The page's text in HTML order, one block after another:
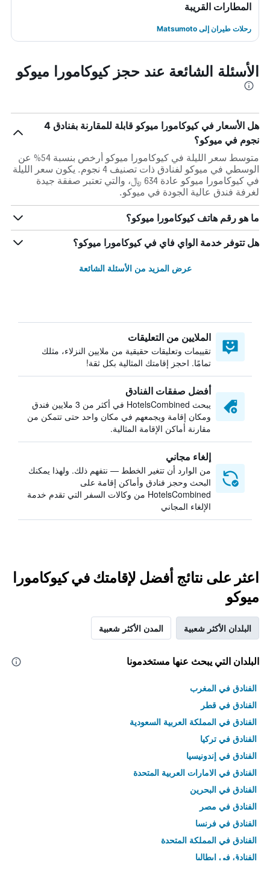
المطارات القريبة
رحلات طيران إلى Matsumoto
الأسئلة الشائعة عند حجز كيوكامورا ميوكو
هل الأسعار في كيوكامورا ميوكو قابلة للمقارنة بفنادق 4
نجوم في ميوكو؟
متوسط سعر الليلة في كيوكامورا ميوكو أرخص بنسبة 54% عن
الوسطي في ميوكو لفنادق ذات تصنيف 4 نجوم. يكون سعر الليلة
في كيوكامورا ميوكو عادة 634 ﷼، والتي تعتبر صفقة جيدة
لغرفة فندق عالية الجودة في ميوكو.
ما هو رقم هاتف كيوكامورا ميوكو؟
هل تتوفر خدمة الواي فاي في كيوكامورا ميوكو؟
عرض المزيد من الأسئلة الشائعة
الملايين من التعليقات
تقييمات وتعليقات حقيقية من ملايين النزلاء، مثلك
تمامًا. احجز إقامتك المثالية بكل ثقة!
أفضل صفقات الفنادق
يبحث HotelsCombined في أكثر من 3 ملايين فندق
ومكان إقامة ويجمعهم في مكان واحد حتى تتمكن من
مقارنة أماكن الإقامة المثالية.
إلغاء مجاني
من الوارد أن تتغير الخطط — نتفهم ذلك. ولهذا يمكنك
البحث وحجز فنادق وأماكن إقامة على
HotelsCombined من وكالات السفر التي تقدم خدمة
الإلغاء المجاني
اعثر على نتائج أفضل لإقامتك في كيوكامورا
ميوكو
البلدان الأكثر شعبية المدن الأكثر شعبية
البلدان التي يبحث عنها مستخدمونا
الفنادق في المغرب
الفنادق في قطر
الفنادق في المملكة العربية السعودية
الفنادق في تركيا
الفنادق في إندونيسيا
الفنادق في الامارات العربية المتحدة
الفنادق في البحرين
الفنادق في مصر
الفنادق في فرنسا
الفنادق في المملكة المتحدة
الفنادق في إيطاليا